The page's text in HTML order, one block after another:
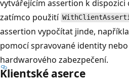
vytvářejícím assertion k
zatímco použití
assertion vypočítat jinde,
pomocí spravované identity
hardwarového zabezpečení.
Klientské aserce